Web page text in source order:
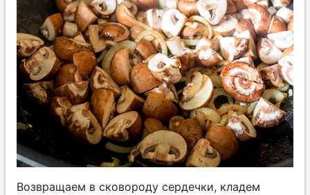
Возвращаем в сковороду сердечки, кладем